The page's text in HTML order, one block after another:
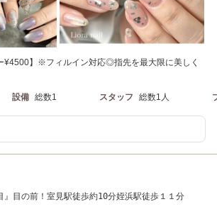
¥4500】※フィルイン対応◎指先を最大限に美しく
設備 総数1 スタッフ 総数1人
』目の前！室見駅徒歩約10分姪浜駅徒歩１１分